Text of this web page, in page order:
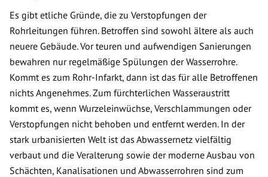
Es gibt etliche Gründe, die zu Verstopfungen der
Rohrleitungen führen. Betroffen sind sowohl ältere als auch
neuere Gebäude. Vor teuren und aufwendigen Sanierungen
bewahren nur regelmäßige Spülungen der Wasserrohre.
Kommt es zum Rohr-Infarkt, dann ist das für alle Betroffenen
nichts Angenehmes. Zum fürchterlichen Wasseraustritt
kommt es, wenn Wurzeleinwüchse, Verschlammungen oder
Verstopfungen nicht behoben und entfernt werden. In der
stark urbanisierten Welt ist das Abwassernetz vielfältig
verbaut und die Veralterung sowie der moderne Ausbau von
Schächten, Kanalisationen und Abwasserrohren sind zum